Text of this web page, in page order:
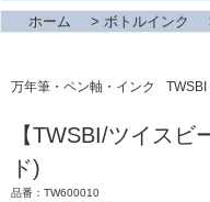
ホーム
> ボトルインク
万年筆・ペン軸・インク TWSBI
【TWSBI/ツイスビ
ド)
品番：TW600010